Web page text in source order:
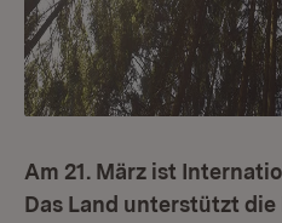
Am 21. März ist
Das Land unterstützt